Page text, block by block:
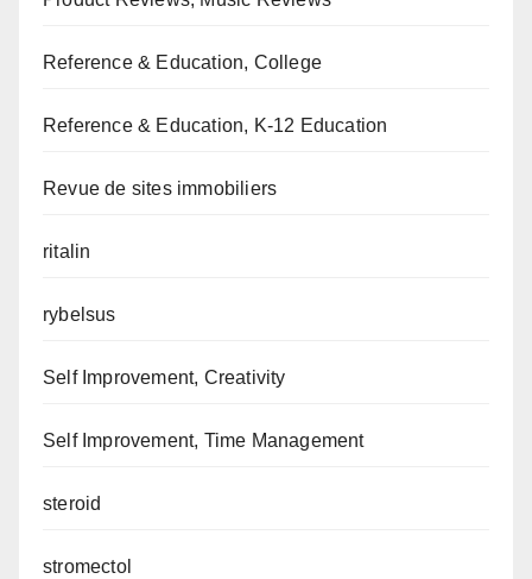
Reference & Education, College
Reference & Education, K-12 Education
Revue de sites immobiliers
ritalin
rybelsus
Self Improvement, Creativity
Self Improvement, Time Management
steroid
stromectol